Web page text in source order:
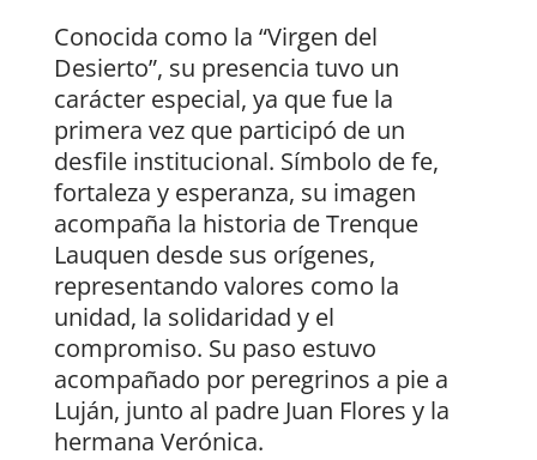
Conocida como la “Virgen del
Desierto”, su presencia tuvo un
carácter especial, ya que fue la
primera vez que participó de un
desfile institucional. Símbolo de fe,
fortaleza y esperanza, su imagen
acompaña la historia de Trenque
Lauquen desde sus orígenes,
representando valores como la
unidad, la solidaridad y el
compromiso. Su paso estuvo
acompañado por peregrinos a pie a
Luján, junto al padre Juan Flores y la
hermana Verónica.